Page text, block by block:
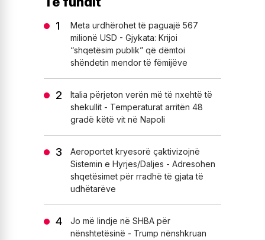
Meta urdhërohet të paguajë 567
milionë USD - Gjykata: Krijoi
“shqetësim publik” që dëmtoi
shëndetin mendor të fëmijëve
Italia përjeton verën më të nxehtë të
shekullit - Temperaturat arritën 48
gradë këtë vit në Napoli
Aeroportet kryesorë çaktivizojnë
Sistemin e Hyrjes/Daljes - Adresohen
shqetësimet për rradhë të gjata të
udhëtarëve
Jo më lindje në SHBA për
nënshtetësinë - Trump nënshkruan